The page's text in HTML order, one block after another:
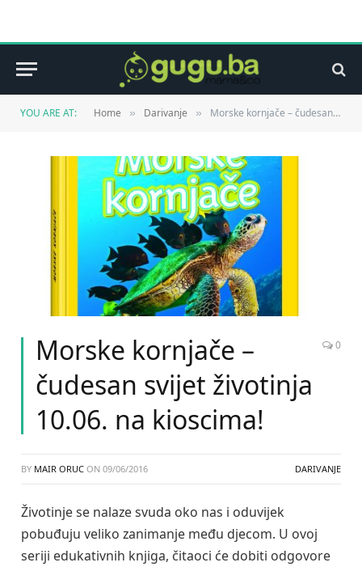
YOU ARE AT: Home » Darivanje » Morske kornjače – čudesan svijet životinja 10.06. na kioscima!
Morske kornjače –
čudesan svijet životinja
10.06. na kioscima!
0
BY MAIR ORUC ON 09/06/2016 DARIVANJE
Životinje se nalaze svuda oko nas i oduvijek
pobuđuju veliko zanimanje među djecom. U ovoj
seriji edukativnih knjiga, čitaoci će dobiti odgovore